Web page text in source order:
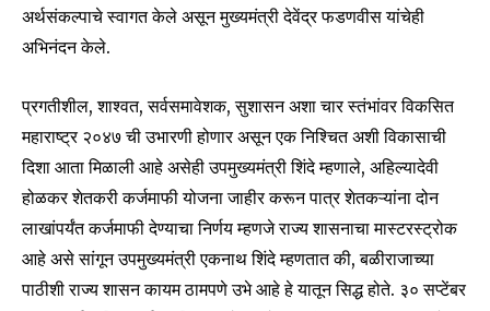
अर्थसंकल्पाचे स्वागत केले असून मुख्यमंत्री देवेंद्र फडणवीस यांचेही
अभिनंदन केले.
प्रगतीशील, शाश्वत, सर्वसमावेशक, सुशासन अशा चार स्तंभांवर विकसित
महाराष्ट्र २०४७ ची उभारणी होणार असून एक निश्चित अशी विकासाची
दिशा आता मिळाली आहे असेही उपमुख्यमंत्री शिंदे म्हणाले, अहिल्यादेवी
होळकर शेतकरी कर्जमाफी योजना जाहीर करून पात्र शेतकऱ्यांना दोन
लाखांपर्यंत कर्जमाफी देण्याचा निर्णय म्हणजे राज्य शासनाचा मास्टरस्ट्रोक
आहे असे सांगून उपमुख्यमंत्री एकनाथ शिंदे म्हणतात की, बळीराजाच्या
पाठीशी राज्य शासन कायम ठामपणे उभे आहे हे यातून सिद्ध होते. ३० सप्टेंबर